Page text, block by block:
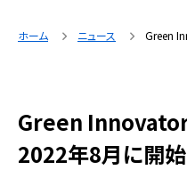
ホーム ニュース Green
Green
2022年8月に開